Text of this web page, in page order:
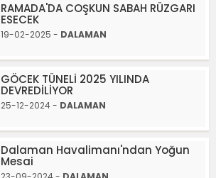
RAMADA'DA COŞKUN SABAH RÜZGARI
ESECEK
19-02-2025 - DALAMAN
GÖCEK TÜNELİ 2025 YILINDA
DEVREDİLİYOR
25-12-2024 - DALAMAN
Dalaman Havalimanı'ndan Yoğun
Mesai